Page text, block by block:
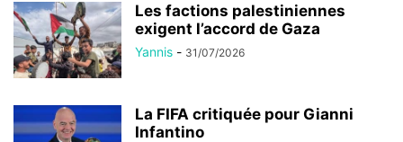
Les factions palestiniennes
exigent l’accord de Gaza
Yannis - 31/07/2026
La FIFA critiquée pour Gianni
Infantino